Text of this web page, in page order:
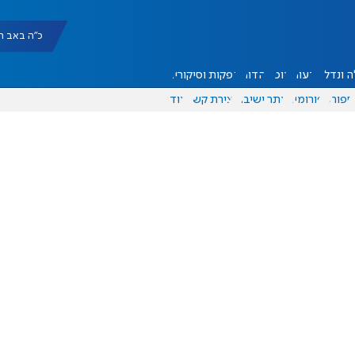
כ"ה באב תשפ"ו
ונדל"ן דעות אוכל יהדות הפקות וסיקורים
ספורט פורומים אתר ישיבה יצירת קשר עוד